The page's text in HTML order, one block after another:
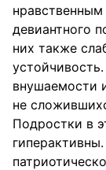
девиантного
них также
внушаемости
не
Подростки в